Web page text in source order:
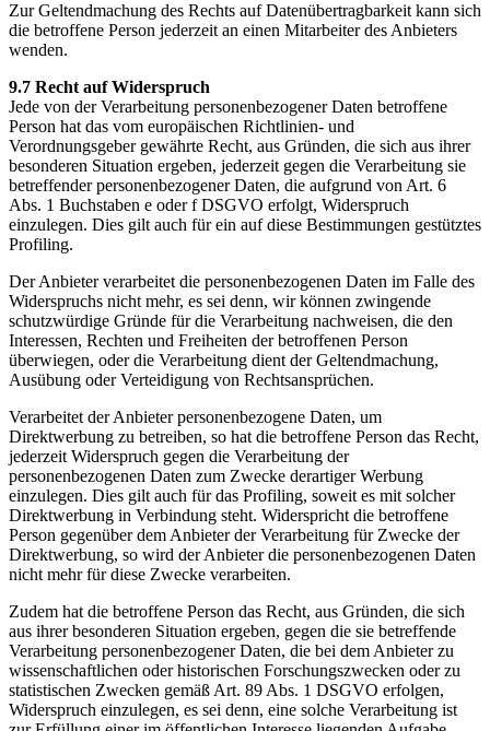
Zur Geltendmachung des Rechts auf Datenübertragbarkeit kann sich
die betroffene Person jederzeit an einen Mitarbeiter des Anbieters
wenden.
9.7 Recht auf Widerspruch
Jede von der Verarbeitung personenbezogener Daten betroffene
Person hat das vom europäischen Richtlinien- und
Verordnungsgeber gewährte Recht, aus Gründen, die sich aus ihrer
besonderen Situation ergeben, jederzeit gegen die Verarbeitung sie
betreffender personenbezogener Daten, die aufgrund von Art. 6
Abs. 1 Buchstaben e oder f DSGVO erfolgt, Widerspruch
einzulegen. Dies gilt auch für ein auf diese Bestimmungen gestütztes
Profiling.
Der Anbieter verarbeitet die personenbezogenen Daten im Falle des
Widerspruchs nicht mehr, es sei denn, wir können zwingende
schutzwürdige Gründe für die Verarbeitung nachweisen, die den
Interessen, Rechten und Freiheiten der betroffenen Person
überwiegen, oder die Verarbeitung dient der Geltendmachung,
Ausübung oder Verteidigung von Rechtsansprüchen.
Verarbeitet der Anbieter personenbezogene Daten, um
Direktwerbung zu betreiben, so hat die betroffene Person das Recht,
jederzeit Widerspruch gegen die Verarbeitung der
personenbezogenen Daten zum Zwecke derartiger Werbung
einzulegen. Dies gilt auch für das Profiling, soweit es mit solcher
Direktwerbung in Verbindung steht. Widerspricht die betroffene
Person gegenüber dem Anbieter der Verarbeitung für Zwecke der
Direktwerbung, so wird der Anbieter die personenbezogenen Daten
nicht mehr für diese Zwecke verarbeiten.
Zudem hat die betroffene Person das Recht, aus Gründen, die sich
aus ihrer besonderen Situation ergeben, gegen die sie betreffende
Verarbeitung personenbezogener Daten, die bei dem Anbieter zu
wissenschaftlichen oder historischen Forschungszwecken oder zu
statistischen Zwecken gemäß Art. 89 Abs. 1 DSGVO erfolgen,
Widerspruch einzulegen, es sei denn, eine solche Verarbeitung ist